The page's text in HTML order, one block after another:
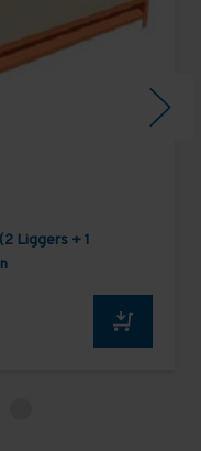
Liggers + 1